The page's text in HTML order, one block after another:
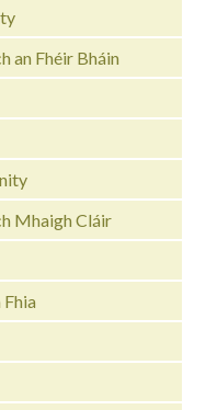
an Fhéir Bháin
Mhaigh Cláir